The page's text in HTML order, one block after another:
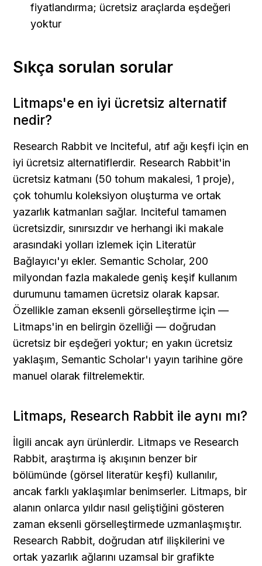
fiyatlandırma; ücretsiz araçlarda eşdeğeri
yoktur
Sıkça sorulan sorular
Litmaps'e en iyi ücretsiz alternatif
nedir?
Research Rabbit ve Inciteful, atıf ağı keşfi için en
iyi ücretsiz alternatiflerdir. Research Rabbit'in
ücretsiz katmanı (50 tohum makalesi, 1 proje),
çok tohumlu koleksiyon oluşturma ve ortak
yazarlık katmanları sağlar. Inciteful tamamen
ücretsizdir, sınırsızdır ve herhangi iki makale
arasındaki yolları izlemek için Literatür
Bağlayıcı'yı ekler. Semantic Scholar, 200
milyondan fazla makalede geniş keşif kullanım
durumunu tamamen ücretsiz olarak kapsar.
Özellikle zaman eksenli görselleştirme için —
Litmaps'in en belirgin özelliği — doğrudan
ücretsiz bir eşdeğeri yoktur; en yakın ücretsiz
yaklaşım, Semantic Scholar'ı yayın tarihine göre
manuel olarak filtrelemektir.
Litmaps, Research Rabbit ile aynı mı?
İlgili ancak ayrı ürünlerdir. Litmaps ve Research
Rabbit, araştırma iş akışının benzer bir
bölümünde (görsel literatür keşfi) kullanılır,
ancak farklı yaklaşımlar benimserler. Litmaps, bir
alanın onlarca yıldır nasıl geliştiğini gösteren
zaman eksenli görselleştirmede uzmanlaşmıştır.
Research Rabbit, doğrudan atıf ilişkilerini ve
ortak yazarlık ağlarını uzamsal bir grafikte